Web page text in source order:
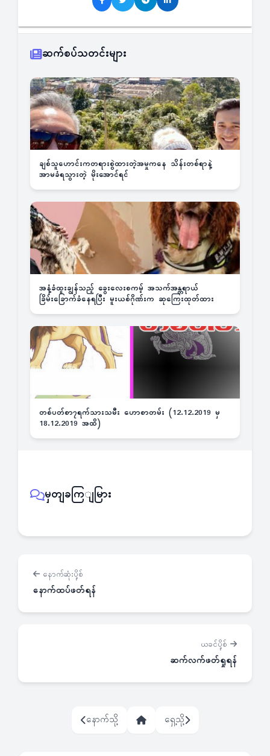
ဆက်စပ်သတင်းများ
ချစ်သူဟောင်းကတရားစွဲထားတဲ့အမှုကနေ သိန်းတစ်ရာနဲ့
အာမခံရသွားတဲ့ မိုးအောင်ရင်
အနံ့ခံထူးချွန်သည့် ခွေးလေးစကမ့် အသက်အန္တရာယ်
ခြိမ်းခြောက်ခံနေရပြီး မူးယစ်ဂိုဏ်းက ဆုကြေးထုတ်ထား
တစ်ပတ်စာ၇ရက်သားသမီး ဟောစာတမ်း (12.12.2019 မှ
18.12.2019 အထိ)
မှတျခကြျမြား
နောက်ဆုံးပို့စ်
နောက်ထပ်ဖတ်ရန်
ယခင်ပို့စ်
ဆက်လက်ဖတ်ရှုရန်
နောက်သို့ ရှေ့သို့